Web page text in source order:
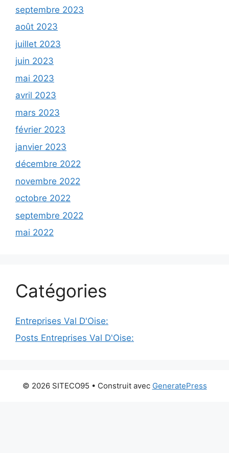
septembre 2023
août 2023
juillet 2023
juin 2023
mai 2023
avril 2023
mars 2023
février 2023
janvier 2023
décembre 2022
novembre 2022
octobre 2022
septembre 2022
mai 2022
Catégories
Entreprises Val D'Oise:
Posts Entreprises Val D'Oise:
© 2026 SITECO95 • Construit avec GeneratePress